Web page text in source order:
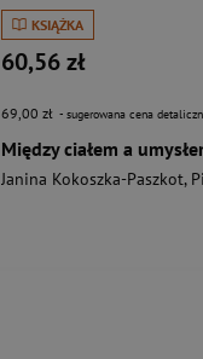
KSIĄŻKA
60,56 zł
69,00 zł - sugerowana cena
Między ciałem a
Janina Kokoszka-Paszkot, Piotr